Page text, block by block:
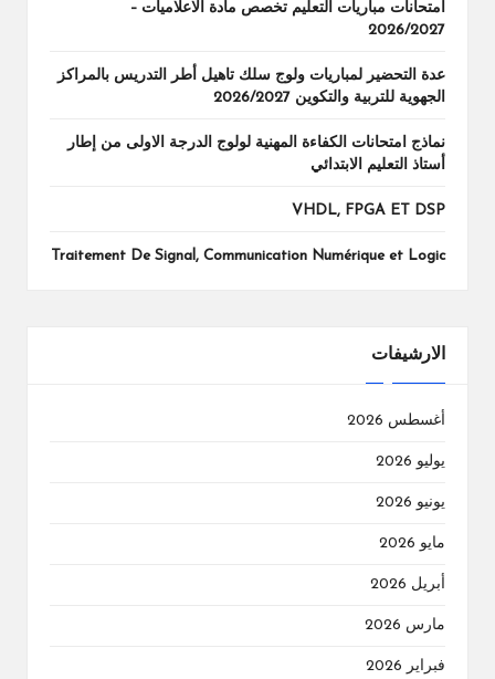
امتحانات مباريات التعليم تخصص مادة الاعلاميات –
2026/2027
عدة التحضير لمباريات ولوج سلك تاهيل أطر التدريس بالمراكز
الجهوية للتربية والتكوين 2026/2027
نماذج امتحانات الكفاءة المهنية لولوج الدرجة الاولى من إطار
أستاذ التعليم الابتدائي
VHDL, FPGA ET DSP
Traitement De Signal, Communication Numérique et Logic
الارشيفات
أغسطس 2026
يوليو 2026
يونيو 2026
مايو 2026
أبريل 2026
مارس 2026
فبراير 2026